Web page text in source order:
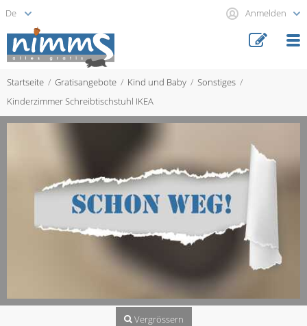
Anmelden
Startseite Gratisangebote Kind und Baby
Sonstiges
Kinderzimmer Schreibtischstuhl IKEA
Vergrössern